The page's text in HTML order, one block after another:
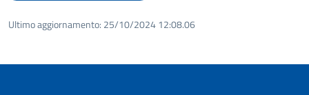
Ultimo aggiornamento: 25/10/2024 12:08.06